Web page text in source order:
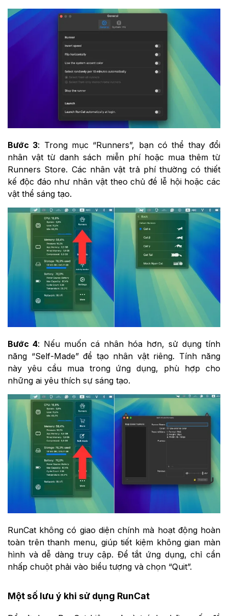
Bước 3: Trong mục “Runners”, bạn có thể thay đổi
nhân vật từ danh sách miễn phí hoặc mua thêm từ
Runners Store. Các nhân vật trả phí thường có thiết
kế độc đáo như nhân vật theo chủ đề lễ hội hoặc các
vật thể sáng tạo.
Bước 4: Nếu muốn cá nhân hóa hơn, sử dụng tính
năng “Self-Made” để tạo nhân vật riêng. Tính năng
này yêu cầu mua trong ứng dụng, phù hợp cho
những ai yêu thích sự sáng tạo.
RunCat không có giao diện chính mà hoạt động hoàn
toàn trên thanh menu, giúp tiết kiệm không gian màn
hình và dễ dàng truy cập. Để tắt ứng dụng, chỉ cần
nhấp chuột phải vào biểu tượng và chọn “Quit”.
Một số lưu ý khi sử dụng RunCat